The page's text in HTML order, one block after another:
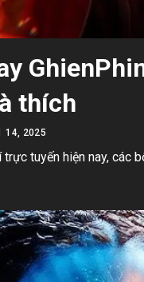
thích
14, 2025
tuyến hiện nay, các